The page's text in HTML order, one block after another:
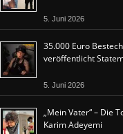
5. Juni 2026
35.000 Euro
veröffentlicht
5. Juni 2026
„Mein Vater“ – Die
Karim Adeyemi